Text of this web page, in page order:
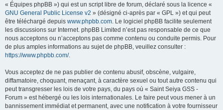
« Équipes phpBB ») qui est un script libre de forum, déclaré sous la licence «
GNU General Public License v2 » (désigné ci-après par « GPL ») et qui peut
être téléchargé depuis www.phpbb.com. Le logiciel phpBB facilite seulement
les discussions sur Internet. phpBB Limited n’est pas responsable de ce que
nous acceptons ou n’acceptons pas comme contenu ou conduite permis. Pour
de plus amples informations au sujet de phpBB, veuillez consulter :
https://www.phpbb.com/.
Vous acceptez de ne pas publier de contenu abusif, obscène, vulgaire,
diffamatoire, choquant, menaçant, à caractère sexuel ou tout autre contenu qui
peut transgresser les lois de votre pays, du pays où « Saint Seiya GSS -
Forum » est hébergé ou les lois internationales. Le faire peut vous mener à un
bannissement immédiat et permanent, avec une notification à votre fournisseur